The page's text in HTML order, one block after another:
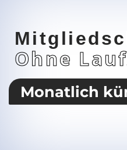
Ohne
Monatlich